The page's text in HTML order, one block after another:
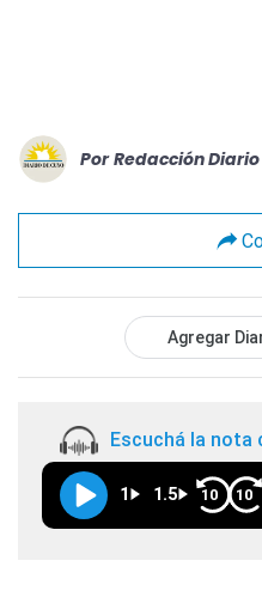
Por Redacción
Agregar
Escuchá la nota
1 1.5 10 10